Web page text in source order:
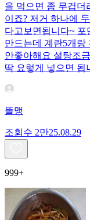
을 먹으면 좀 무겁더
이죠? 저거 하나에
다고보면됩니다~ 포
만드는데 계란5개랑
안좋아해요 설탕조
딱 요렇게 넣으면 됩
똘맹
조회수 2만25.08.29
999+